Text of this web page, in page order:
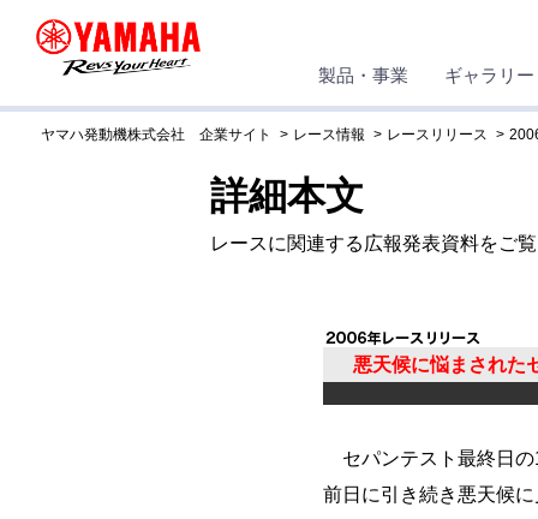
製品・事業 ギャラリー
ヤマハ発動機株式会社 企業サイト レース情報 レースリリース
詳細本文
レースに関連する広報発表資料をご
悪天候に悩まされた
セパンテスト最終日の
前日に引き続き悪天候